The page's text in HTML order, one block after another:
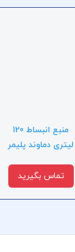
منبع انبساط 120
لیتری دماوند پلیمر
تماس بگیرید